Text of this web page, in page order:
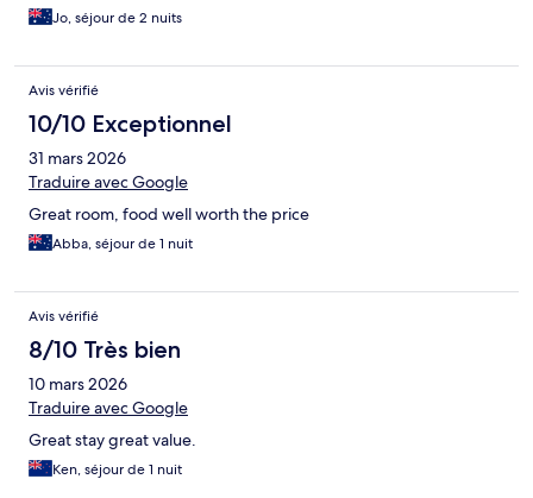
Jo, séjour de 2 nuits
Avis vérifié
10/10 Exceptionnel
31 mars 2026
Traduire avec Google
Great room, food well worth the price
Abba, séjour de 1 nuit
Avis vérifié
8/10 Très bien
10 mars 2026
Traduire avec Google
Great stay great value.
Ken, séjour de 1 nuit